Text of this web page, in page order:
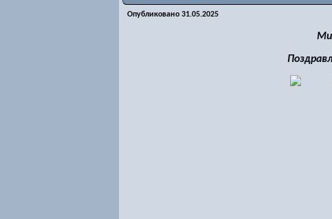
Опубликовано 31.05.2025